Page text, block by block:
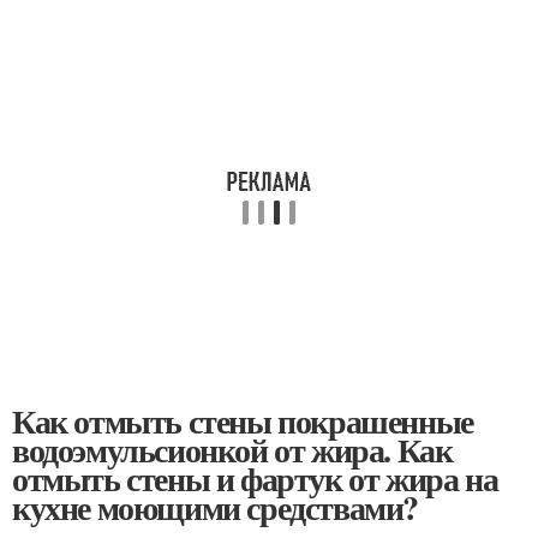
Как отмыть стены покрашенные
водоэмульсионкой от жира. Как
отмыть стены и фартук от жира на
кухне моющими средствами?